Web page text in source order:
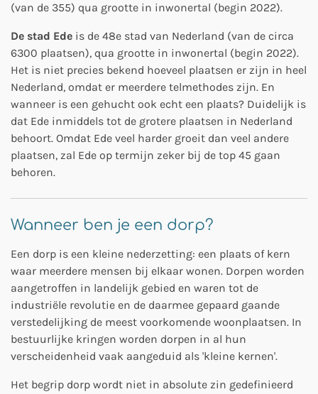
(van de 355) qua grootte in inwonertal (begin 2022).
De stad Ede is de 48e stad van Nederland (van de circa
6300 plaatsen), qua grootte in inwonertal (begin 2022).
Het is niet precies bekend hoeveel plaatsen er zijn in heel
Nederland, omdat er meerdere telmethodes zijn. En
wanneer is een gehucht ook echt een plaats? Duidelijk is
dat Ede inmiddels tot de grotere plaatsen in Nederland
behoort. Omdat Ede veel harder groeit dan veel andere
plaatsen, zal Ede op termijn zeker bij de top 45 gaan
behoren.
Wanneer ben je een dorp?
Een dorp is een kleine nederzetting: een plaats of kern
waar meerdere mensen bij elkaar wonen. Dorpen worden
aangetroffen in landelijk gebied en waren tot de
industriële revolutie en de daarmee gepaard gaande
verstedelijking de meest voorkomende woonplaatsen. In
bestuurlijke kringen worden dorpen in al hun
verscheidenheid vaak aangeduid als 'kleine kernen'.
Het begrip dorp wordt niet in absolute zin gedefinieerd